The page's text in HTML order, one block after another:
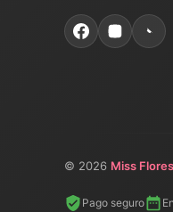
© 2026 Miss Flores
Pago seguro